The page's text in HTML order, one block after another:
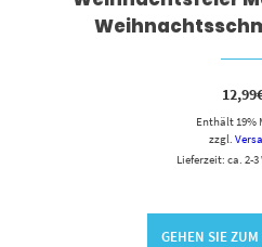
12,99
Enthält 19%
zzgl.
Lieferzeit: ca. 2-
GEHEN SIE